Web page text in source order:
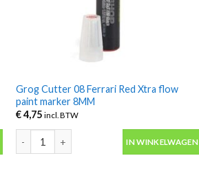
Grog Cutter 08 Ferrari Red Xtra flow
paint marker 8MM
€4,75 incl. BTW
IN WINKELWAGEN